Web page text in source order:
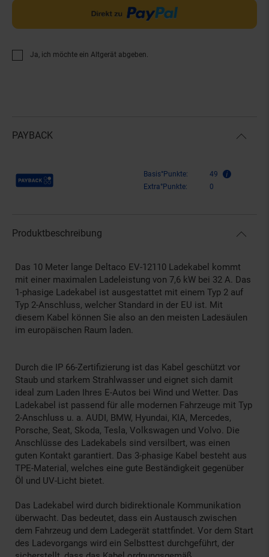
Ja, ich möchte ein Altgerät abgeben.
PAYBACK
Payback Punkte Basis°Punkte:
49
Extra°Punkte:
0
Produktbeschreibung
Das 10 Meter lange Deltaco EV-12110 Ladekabel kommt
mit einer maximalen Ladeleistung von 7,6 kW bei 32 A. Das
1-phasige Ladekabel ist ausgestattet mit einem Typ 2 auf
Typ 2-Anschluss, welcher Standard in der EU ist. Mit
diesem Kabel können Sie also an den meisten Ladesäulen
im europäischen Raum laden.
Durch die IP 66-Zertifizierung ist das Kabel geschützt vor
Staub und starkem Strahlwasser und eignet sich damit
ideal zum Laden Ihres E-Autos bei Wind und Wetter. Das
Ladekabel ist passend für alle modernen Fahrzeuge mit Typ
2-Anschluss u. a. AUDI, BMW, Hyundai, KIA, Mercedes,
Porsche, Seat, Skoda, Tesla, Volkswagen und Volvo. Die
Anschlüsse des Ladekabels sind versilbert, was einen
guten Kontakt garantiert. Das 3-phasige Kabel besteht aus
TPE-Material, welches eine gute Beständigkeit gegenüber
Öl und UV-Licht bietet.
Das Ladekabel wird durch bidirektionale Kommunikation
überwacht. Das bedeutet, dass ein Austausch zwischen
dem Fahrzeug und dem Ladegerät stattfindet. Vor dem Start
des Ladevorgangs wird ein Selbsttest durchgeführt, der